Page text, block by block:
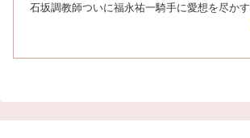
石坂調教師ついに福永祐一騎手に愛想を尽かす